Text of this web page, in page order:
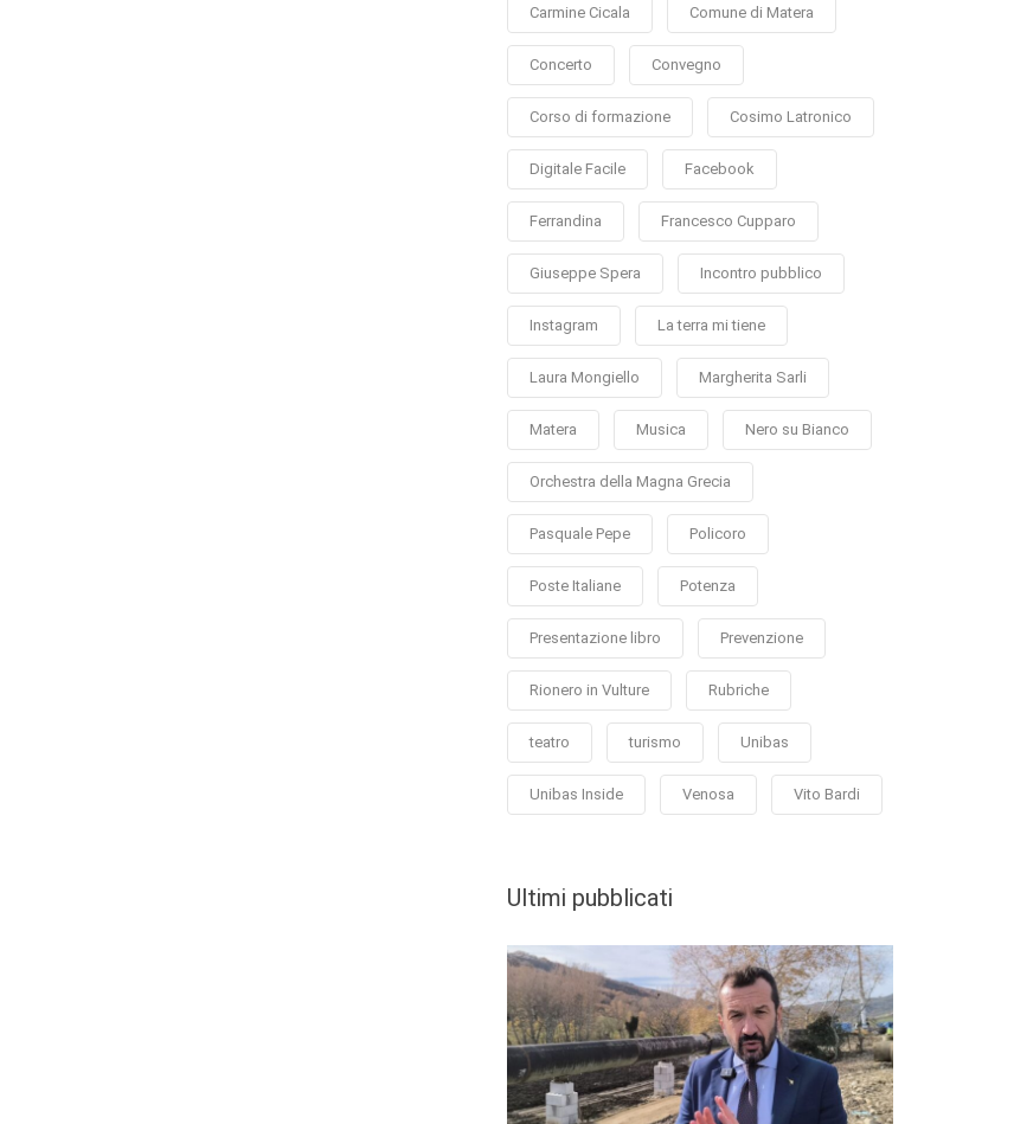
Carmine Cicala Comune di Matera
Concerto Convegno
Corso di formazione Cosimo Latronico
Digitale Facile Facebook
Ferrandina Francesco Cupparo
Giuseppe Spera Incontro pubblico
Instagram La terra mi tiene
Laura Mongiello Margherita Sarli
Matera Musica Nero su Bianco
Orchestra della Magna Grecia
Pasquale Pepe Policoro
Poste Italiane Potenza
Presentazione libro Prevenzione
Rionero in Vulture Rubriche
teatro turismo Unibas
Unibas Inside Venosa Vito Bardi
Ultimi pubblicati